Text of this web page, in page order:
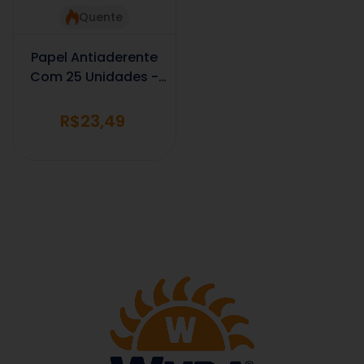
Quente
Papel Antiaderente
Com 25 Unidades -
Pequena
R$23,49